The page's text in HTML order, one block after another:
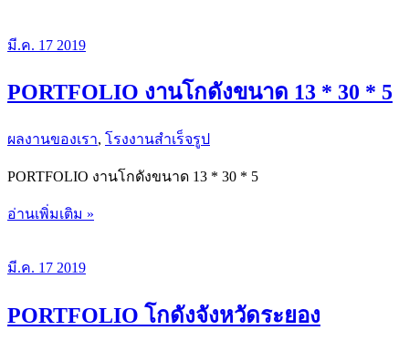
มี.ค. 17 2019
PORTFOLIO งานโกดังขนาด 13 * 30 * 5
ผลงานของเรา, โรงงานสำเร็จรูป
PORTFOLIO งานโกดังขนาด 13 * 30 * 5
PORTFOLIO
ขนาด
*
30
อ่านเพิ่มเติม »
มี.ค. 17 2019
PORTFOLIO โกดังจังหวัดระยอง